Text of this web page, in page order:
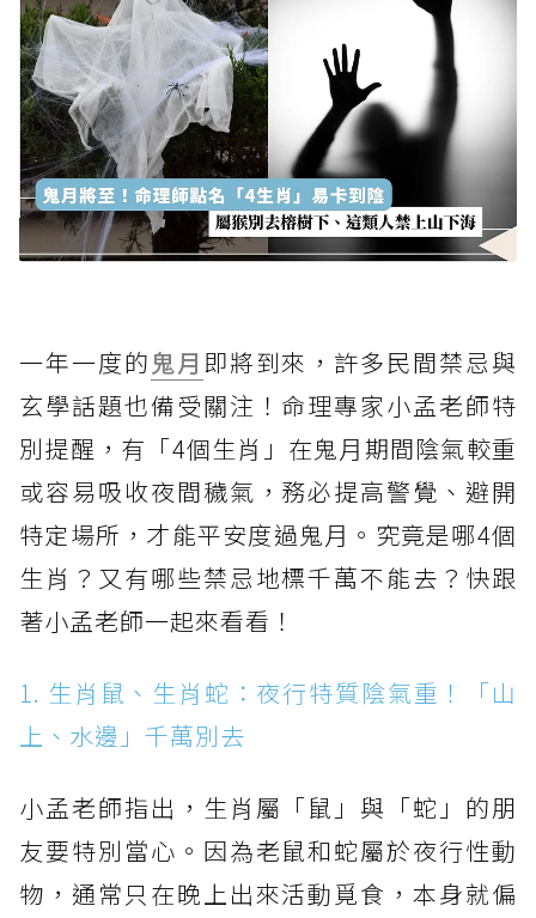
一年一度的鬼月 即將到來，許多民間禁忌與
玄學話題也備受關注！命理專家小孟老師特
別提醒，有「4個生肖」在鬼月期間陰氣較重
或容易吸收夜間穢氣，務必提高警覺、避開
特定場所，才能平安度過鬼月。究竟是哪4個
生肖？又有哪些禁忌地標千萬不能去？快跟
著小孟老師一起來看看！
1. 生肖鼠、生肖蛇：夜行特質陰氣重！「山
上、水邊」千萬別去
小孟老師指出，生肖屬「鼠」與「蛇」的朋
友要特別當心。因為老鼠和蛇屬於夜行性動
物，通常只在晚上出來活動覓食，本身就偏